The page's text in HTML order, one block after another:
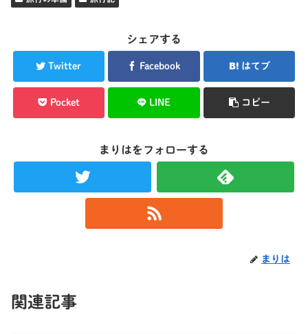
シェアする
Twitter Facebook はてブ
Pocket LINE コピー
まりはをフォローする
まりは
関連記事